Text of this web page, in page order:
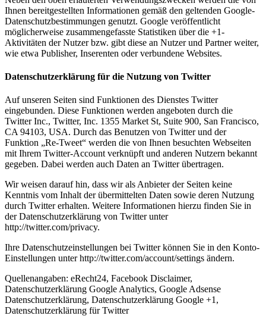
Ihnen bereitgestellten Informationen gemäß den geltenden Google-
Datenschutzbestimmungen genutzt. Google veröffentlicht
möglicherweise zusammengefasste Statistiken über die +1-
Aktivitäten der Nutzer bzw. gibt diese an Nutzer und Partner weiter,
wie etwa Publisher, Inserenten oder verbundene Websites.
Datenschutzerklärung für die Nutzung von Twitter
Auf unseren Seiten sind Funktionen des Dienstes Twitter
eingebunden. Diese Funktionen werden angeboten durch die
Twitter Inc., Twitter, Inc. 1355 Market St, Suite 900, San Francisco,
CA 94103, USA. Durch das Benutzen von Twitter und der
Funktion „Re-Tweet“ werden die von Ihnen besuchten Webseiten
mit Ihrem Twitter-Account verknüpft und anderen Nutzern bekannt
gegeben. Dabei werden auch Daten an Twitter übertragen.
Wir weisen darauf hin, dass wir als Anbieter der Seiten keine
Kenntnis vom Inhalt der übermittelten Daten sowie deren Nutzung
durch Twitter erhalten. Weitere Informationen hierzu finden Sie in
der Datenschutzerklärung von Twitter unter
http://twitter.com/privacy.
Ihre Datenschutzeinstellungen bei Twitter können Sie in den Konto-
Einstellungen unter http://twitter.com/account/settings ändern.
Quellenangaben: eRecht24, Facebook Disclaimer,
Datenschutzerklärung Google Analytics, Google Adsense
Datenschutzerklärung, Datenschutzerklärung Google +1,
Datenschutzerklärung für Twitter